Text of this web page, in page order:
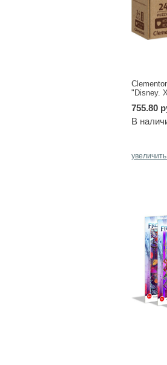
"Disney.
755.80
В